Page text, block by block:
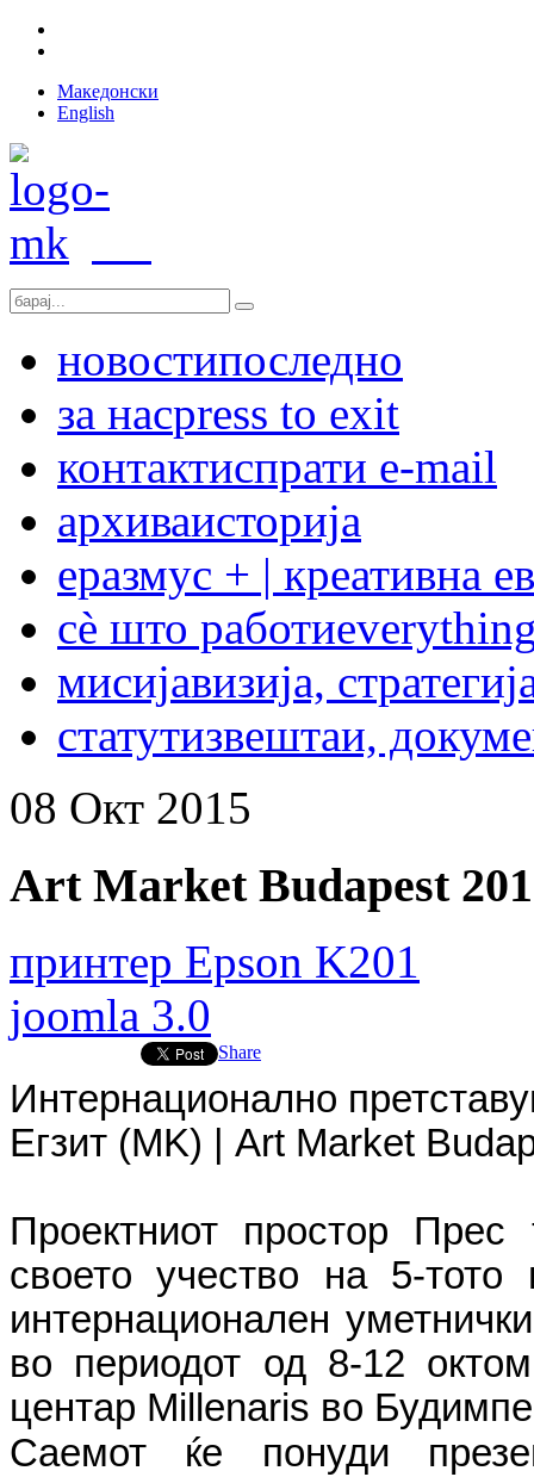
Македонски
English
новостипоследно
за насpress to exit
контактиспрати e-mail
архиваисторија
еразмус + | креативна
сѐ што работи
мисијавизија,
статутизвештаи,
08 Окт 2015
Art Market Budapest
принтер Epson K201
joomla 3.0
Share
Интернационално
Егзит (MK) | Art Market
Проектниот простор
своето учество на 5-
интернационален
во периодот од 8-12
центар Millenaris во
Саемот ќе понуди